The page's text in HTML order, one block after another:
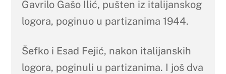
Gavrilo Gašo Ilić, pušten iz italijanskog
logora, poginuo u partizanima 1944.
Šefko i Esad Fejić, nakon italijanskih
logora, poginuli u partizanima. I još dva